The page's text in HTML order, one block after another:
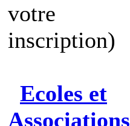
votre
inscription)
Ecoles et
Associations